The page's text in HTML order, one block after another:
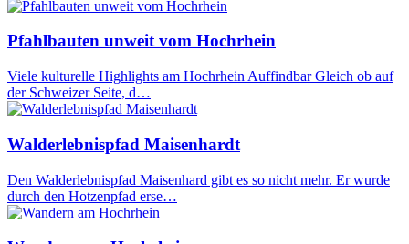
Pfahlbauten unweit vom Hochrhein
Viele kulturelle Highlights am Hochrhein Auffindbar Gleich ob auf
der Schweizer Seite, d…
Walderlebnispfad Maisenhardt
Den Walderlebnispfad Maisenhard gibt es so nicht mehr. Er wurde
durch den Hotzenpfad erse…